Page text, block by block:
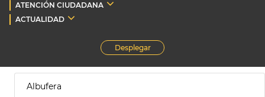
ATENCIÓN CIUDADANA
ACTUALIDAD
Desplegar
Albufera